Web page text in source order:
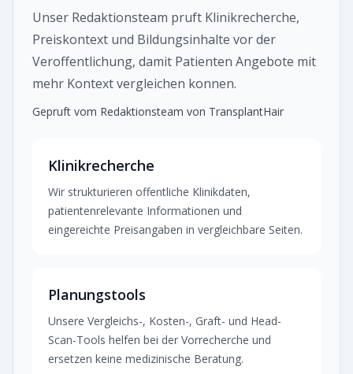
Unser Redaktionsteam pruft Klinikrecherche,
Preiskontext und Bildungsinhalte vor der
Veroffentlichung, damit Patienten Angebote mit
mehr Kontext vergleichen konnen.
Gepruft vom Redaktionsteam von TransplantHair
Klinikrecherche
Wir strukturieren offentliche Klinikdaten,
patientenrelevante Informationen und
eingereichte Preisangaben in vergleichbare Seiten.
Planungstools
Unsere Vergleichs-, Kosten-, Graft- und Head-
Scan-Tools helfen bei der Vorrecherche und
ersetzen keine medizinische Beratung.